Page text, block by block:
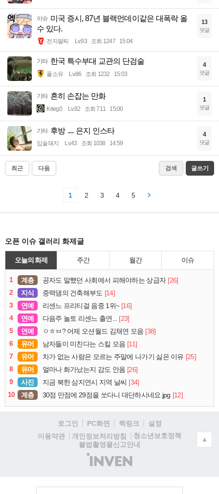
이슈 미국 증시, 87년 블랙먼데이같은 대폭락 올
수 있다.
전자팔찌 Lv.93 조회 1247 15:04
13
댓글
기타 한국 특수부대 교관의 단검술
풀소유 Lv.86 조회 1232 15:03
4
댓글
기타 흔히 손잡는 만화
Krieg0 Lv.82 조회 711 15:00
1
댓글
기타 후방 ㅡ 은지 인스타
입술돼지 Lv.43 조회 1038 14:59
4
댓글
최근 다음 검색 글쓰기
1 2 3 4 5
오픈 이슈 갤러리 화제글
오늘의 화제 주간 월간 이슈
1 계층 공자도 말했던 사회에서 피해야하는 상급자 [26]
2
지식 중력댐의 건축해부도 [14]
3
연예 리센느 프리티걸 음중 1위~ [16]
4
연예 다음주 놀토 리센느 출연...
[23]
5
연예 ㅇㅎㅂ? 어제 오션월드 김채연 모음 [38]
6
유머 남자들이 미친다는 스킬 모음 [11]
7
유머 차가 없는 사람은 모르는 주말에 나가기 싫은 이유 [25]
8
유머 얼마나 화가났는지 감도 안옴 [26]
9
사진 지금 북한 삼지연시 지역 날씨 [34]
10
계층 30점 만점에 29점을 쏘다니 대단하시네요.jpg [12]
로그인 PC화면 퀵링크
설정
이용약관
개인정보처리방침
청소년보호정책
불법촬영물신고안내
(주)
인
▲